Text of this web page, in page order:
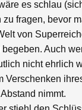
es schlau
zu fragen, bevor
von
begeben. Auch
nicht ehrlich
Verschenken
nimmt.